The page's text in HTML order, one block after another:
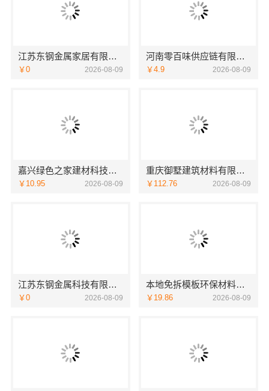
江苏东钢金属家居有限公司厨餐厅新中式装饰解析
￥0 2026-08-09
河南零百味供应链有限公司社区轻投入零食硬折扣
￥4.9 2026-08-09
嘉兴绿色之家建材科技有限公司：本市口碑装修实惠之选
￥10.95 2026-08-09
重庆御墅建筑材料有限公司：巴南定制化建房工期短
￥112.76 2026-08-09
江苏东钢金属科技有限公司：全屋不锈钢定制生产基地兴化
￥0 2026-08-09
本地免拆模板环保材料，重庆御墅建筑材料有限公司报价透明
￥19.86 2026-08-09